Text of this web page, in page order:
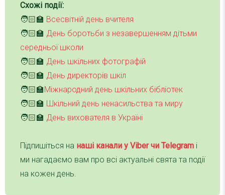
Схожі події:
🧑🏻‍🏫 Всесвітній день вчителя
🧑🏻‍🏫 День боротьби з незавершенням дітьми
середньої школи
🧑🏻‍🏫 День шкільних фотографій
🧑🏻‍🏫 День директорів шкіл
🧑🏻‍🏫Міжнародний день шкільних бібліотек
🧑🏻‍🏫 Шкільний день ненасильства та миру
🧑🏻‍🏫 День вихователя в Україні
Підпишіться на наші канали у Viber чи Telegram і
ми нагадаємо вам про всі актуальні свята та події
на кожен день.